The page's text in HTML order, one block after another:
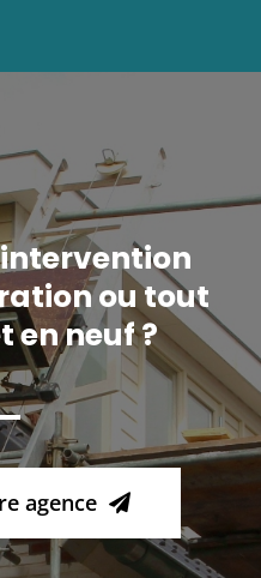
intervention
ou tout
en neuf ?
agence